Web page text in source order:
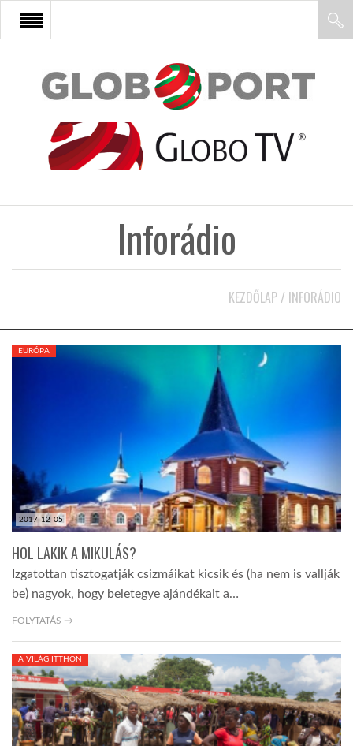
FŐOLDAL
AFRIKA
A VILÁG ITTHON
GLOBOTV BP
HÍR3D
TROPICALMAGAZIN
Inforádio
KEZDŐLAP / INFORÁDIO
2017-12-05
EURÓPA
HOL LAKIK A MIKULÁS?
Izgatottan tisztogatják csizmáikat kicsik és (ha nem is vallják
be) nagyok, hogy beletegye ajándékait a…
FOLYTATÁS →
A VILÁG ITTHON